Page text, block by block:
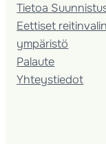
Tietoa
Eettiset
ympäristö
Palaute
Yhteystiedot